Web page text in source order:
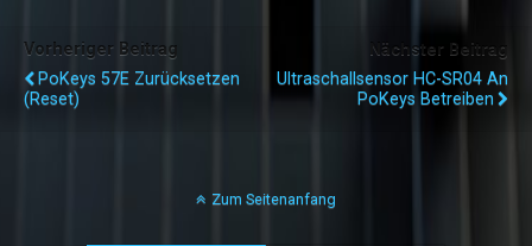
Vorheriger Beitrag
PoKeys 57E Zurücksetzen
(Reset)
Nächster Beitrag
Ultraschallsensor HC-SR04 An
PoKeys Betreiben
Zum Seitenanfang